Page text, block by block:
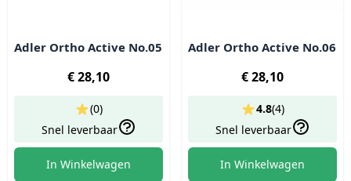
Adler Ortho Active No.05
€ 28,10
Snel leverbaar
(0)
In Winkelwagen
Adler Ortho Active No.06
€ 28,10
Snel leverbaar
4.8(4)
In Winkelwagen